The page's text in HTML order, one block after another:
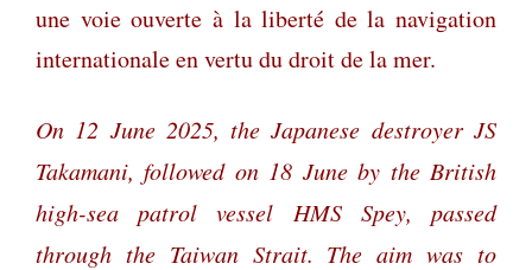
une voie ouverte à la liberté de la navigation
internationale en vertu du droit de la mer.
On 12 June 2025, the Japanese destroyer JS
Takamani, followed on 18 June by the British
high-sea patrol vessel HMS Spey, passed
through the Taiwan Strait. The aim was to